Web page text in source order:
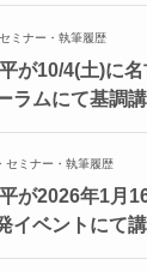
ミナー・執筆履歴
が10/4(土)に
ラムにて基調講
セミナー・執筆履歴
が2026年1月
イベントにて講